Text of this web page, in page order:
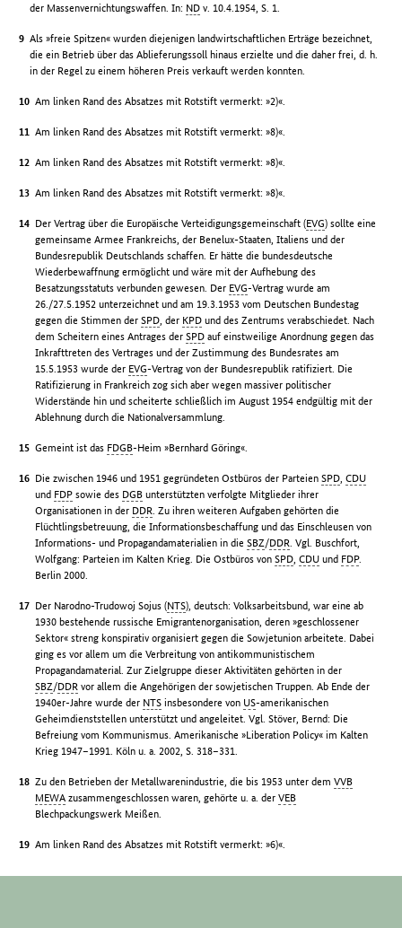
der Massenvernichtungswaffen. In: ND v. 10.4.1954, S. 1.
Als »freie Spitzen« wurden diejenigen landwirtschaftlichen Erträge bezeichnet,
die ein Betrieb über das Ablieferungssoll hinaus erzielte und die daher frei, d. h.
in der Regel zu einem höheren Preis verkauft werden konnten.
Am linken Rand des Absatzes mit Rotstift vermerkt: »2)«.
Am linken Rand des Absatzes mit Rotstift vermerkt: »8)«.
Am linken Rand des Absatzes mit Rotstift vermerkt: »8)«.
Am linken Rand des Absatzes mit Rotstift vermerkt: »8)«.
Der Vertrag über die Europäische Verteidigungsgemeinschaft (EVG) sollte eine
gemeinsame Armee Frankreichs, der Benelux-Staaten, Italiens und der
Bundesrepublik Deutschlands schaffen. Er hätte die bundesdeutsche
Wiederbewaffnung ermöglicht und wäre mit der Aufhebung des
Besatzungsstatuts verbunden gewesen. Der EVG-Vertrag wurde am
26./27.5.1952 unterzeichnet und am 19.3.1953 vom Deutschen Bundestag
gegen die Stimmen derSPD, der KPD und des Zentrums verabschiedet. Nach
dem Scheitern eines Antrages derSPD auf einstweilige Anordnung gegen das
Inkrafttreten des Vertrages und der Zustimmung des Bundesrates am
15.5.1953 wurde der EVG-Vertrag von der Bundesrepublik ratifiziert. Die
Ratifizierung in Frankreich zog sich aber wegen massiver politischer
Widerstände hin und scheiterte schließlich im August 1954 endgültig mit der
Ablehnung durch die Nationalversammlung.
Gemeint ist das FDGB-Heim »Bernhard Göring«.
Die zwischen 1946 und 1951 gegründeten Ostbüros der ParteienSPD,CDU
und FDP sowie des DGB unterstützten verfolgte Mitglieder ihrer
Organisationen in der DDR. Zu ihren weiteren Aufgaben gehörten die
Flüchtlingsbetreuung, die Informationsbeschaffung und das Einschleusen von
Informations- und Propagandamaterialien in dieSBZ/DDR. Vgl. Buschfort,
Wolfgang: Parteien im Kalten Krieg. Die Ostbüros vonSPD,CDU und FDP.
Berlin 2000.
Der Narodno-Trudowoj Sojus (NTS), deutsch: Volksarbeitsbund, war eine ab
1930 bestehende russische Emigrantenorganisation, deren »geschlossener
Sektor« streng konspirativ organisiert gegen die Sowjetunion arbeitete. Dabei
ging es vor allem um die Verbreitung von antikommunistischem
Propagandamaterial. Zur Zielgruppe dieser Aktivitäten gehörten in der
SBZ/DDR vor allem die Angehörigen der sowjetischen Truppen. Ab Ende der
1940er-Jahre wurde der NTS insbesondere von US-amerikanischen
Geheimdienststellen unterstützt und angeleitet. Vgl. Stöver, Bernd: Die
Befreiung vom Kommunismus. Amerikanische »Liberation Policy« im Kalten
Krieg 1947–1991. Köln u. a. 2002, S. 318–331.
Zu den Betrieben der Metallwarenindustrie, die bis 1953 unter demVVB
MEWA zusammengeschlossen waren, gehörte u. a. derVEB
Blechpackungswerk Meißen.
Am linken Rand des Absatzes mit Rotstift vermerkt: »6)«.